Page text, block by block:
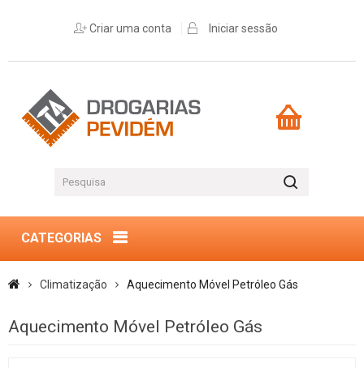
Criar uma conta Iniciar sessão
CATEGORIAS
Climatização Aquecimento Móvel Petróleo Gás
Aquecimento Móvel Petróleo Gás